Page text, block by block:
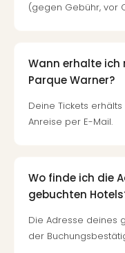
(gegen Gebühr, vor
Wann erhalte ich
Parque Warner?
Deine Tickets
Anreise per E-Mail.
Wo finde ich die
gebuchten
Die Adresse deines
der